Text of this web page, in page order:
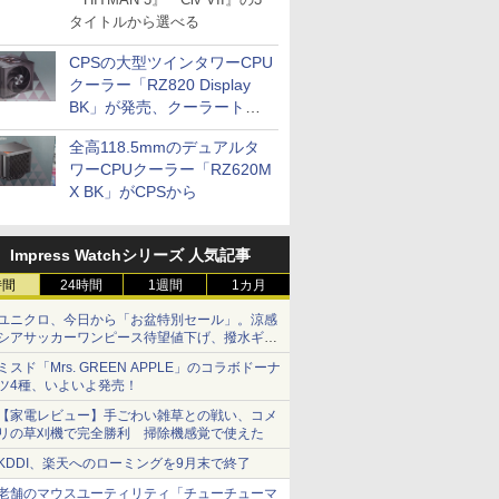
タイトルから選べる
CPSの大型ツインタワーCPU
クーラー「RZ820 Display
BK」が発売、クーラートッ
プに5インチ液晶搭載
全高118.5mmのデュアルタ
ワーCPUクーラー「RZ620M
X BK」がCPSから
Impress Watchシリーズ 人気記事
24時間 1週間 1カ月
ニクロ、今日から「お盆特別セール」。涼感
アサッカーワンピース待望値下げ、撥水ギア
ョーツは1990円に
スド「Mrs. GREEN APPLE」のコラボドーナ
4種、いよいよ発売！
家電レビュー】手ごわい雑草との戦い、コメ
の草刈機で完全勝利 掃除機感覚で使えた
、楽天へのローミングを9月末で終了
舗のマウスユーティリティ「チューチューマ